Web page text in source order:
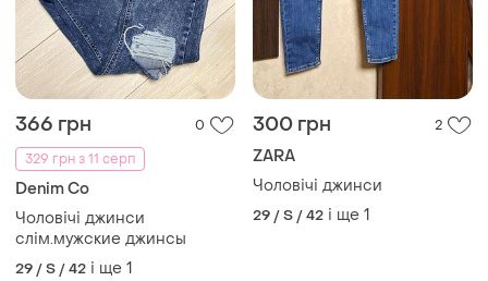
366 грн
0
329 грн з 11 серп
Denim Co
Чоловічі джинси
слім.мужские джинсы
29 / S / 42 і ще 1
300 грн 2
ZARA
Чоловічі джинси
29 / S / 42 і ще 1